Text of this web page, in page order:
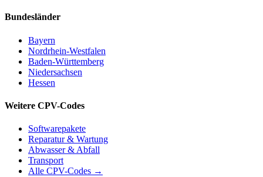
Bundesländer
Bayern
Nordrhein-Westfalen
Baden-Württemberg
Niedersachsen
Hessen
Weitere CPV-Codes
Softwarepakete
Reparatur & Wartung
Abwasser & Abfall
Transport
Alle CPV-Codes →